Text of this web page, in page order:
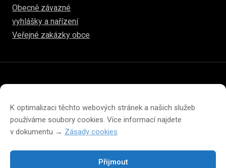
K optimalizaci těchto webových stránek a našich služeb
používáme soubory cookies. Více informací najdete
v dokumentu → Zásady cookies
Přijmout
Obecně závazné
vyhlášky a nařízení
Veřejné zakázky obce
Prohlášení o přístupnosti
Prohlášení o ochraně soukromí
Zásady cookies (EU)